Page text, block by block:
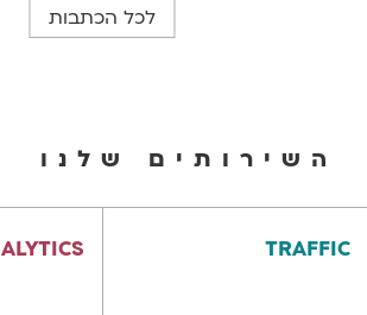
לכל הכתבות
השירותים שלנו
TRAFFIC